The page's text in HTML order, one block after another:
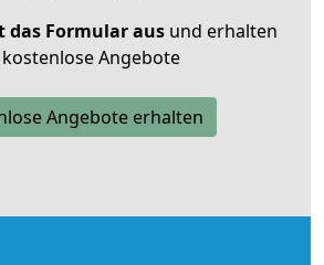
das Formular ausund erhalten
kostenlose Angebote
Angebote erhalten